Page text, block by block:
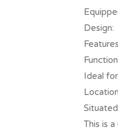
Design:
Ideal
This is